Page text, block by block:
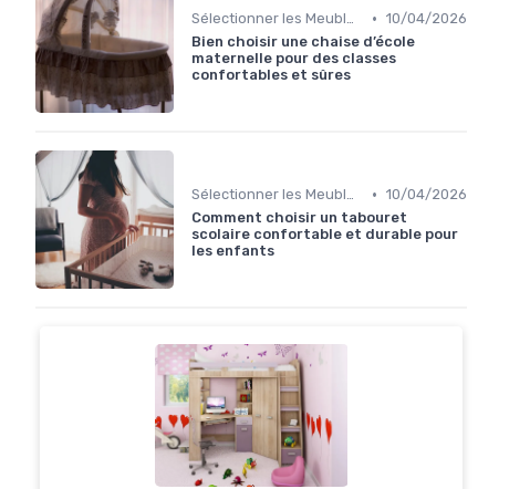
Sélectionner les Meubles Appropriés • 10/04/2026
Bien choisir une chaise d’école
maternelle pour des classes
confortables et sûres
Sélectionner les Meubles Appropriés • 10/04/2026
Comment choisir un tabouret
scolaire confortable et durable pour
les enfants